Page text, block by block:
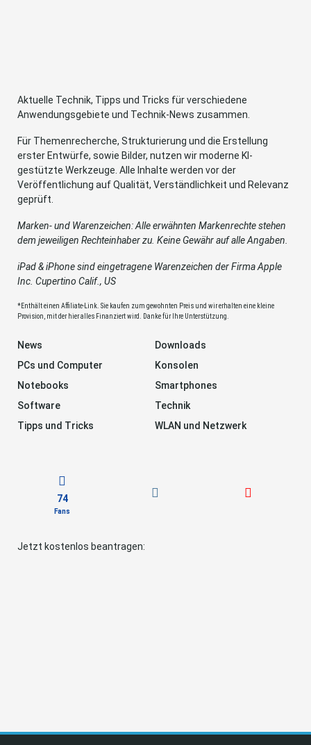
Aktuelle Technik, Tipps und Tricks für verschiedene
Anwendungsgebiete und Technik-News zusammen.
Für Themenrecherche, Strukturierung und die Erstellung
erster Entwürfe, sowie Bilder, nutzen wir moderne KI-
gestützte Werkzeuge. Alle Inhalte werden vor der
Veröffentlichung auf Qualität, Verständlichkeit und Relevanz
geprüft.
Marken- und Warenzeichen: Alle erwähnten Markenrechte stehen
dem jeweiligen Rechteinhaber zu. Keine Gewähr auf alle Angaben.
iPad & iPhone sind eingetragene Warenzeichen der Firma Apple
Inc. Cupertino Calif., US
*Enthält einen Affiliate-Link. Sie kaufen zum gewohnten Preis und wir erhalten eine kleine
Provision, mit der hier alles Finanziert wird. Danke für Ihre Unterstützung.
News
Downloads
PCs und Computer
Konsolen
Notebooks
Smartphones
Software
Technik
Tipps und Tricks
WLAN und Netzwerk
74
Fans
Jetzt kostenlos beantragen: